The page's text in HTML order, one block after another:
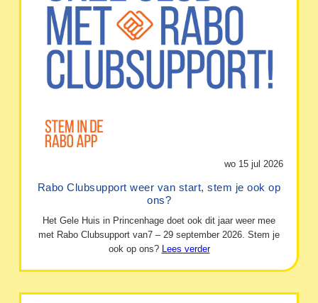
wo 15 jul 2026
Rabo Clubsupport weer van start, stem je ook op
ons?
Het Gele Huis in Princenhage doet ook dit jaar weer mee
met Rabo Clubsupport van7 – 29 september 2026. Stem je
ook op ons? Lees verder